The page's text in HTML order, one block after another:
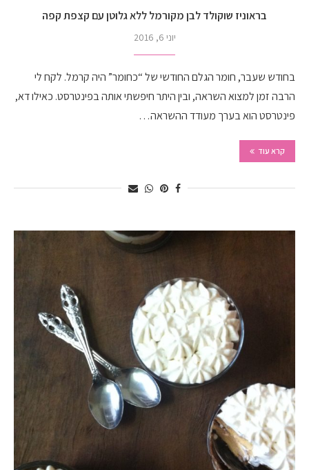
בראוניז שוקולד לבן מקורמל ללא גלוטן עם קצפת קפה
יוני 6, 2016
בחודש שעבר, חומר הגלם החודשי של “כחומר” היה קרמל. לקח לי
הרבה זמן למצוא השראה, ובין היתר חיפשתי אותה בפינטרסט. כאילו דא,
פינטרסט הוא בערך מעודד ההשראה…
קרא עוד